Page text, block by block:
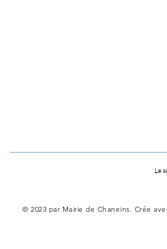
Le
© 2023 par Mairie de Chaneins. Crée